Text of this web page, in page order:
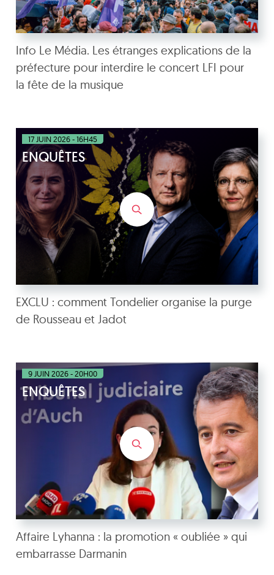
Info Le Média. Les étranges explications de la
préfecture pour interdire le concert LFI pour
la fête de la musique
17 JUIN 2026 - 16H45
ENQUÊTES
EXCLU : comment Tondelier organise la purge
de Rousseau et Jadot
9 JUIN 2026 - 20H00
ENQUÊTES
Affaire Lyhanna : la promotion « oubliée » qui
embarrasse Darmanin